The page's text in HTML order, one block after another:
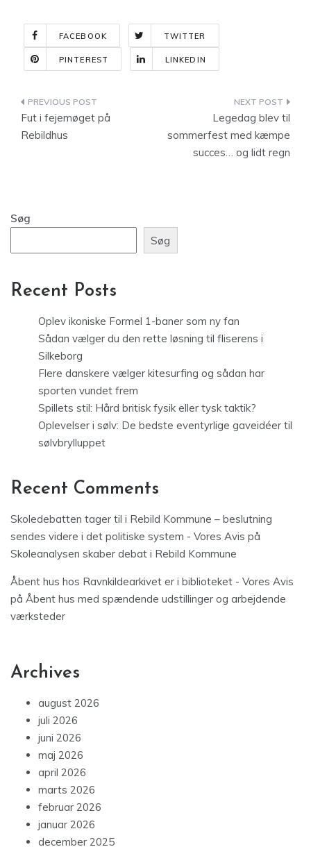
FACEBOOK TWITTER
PINTEREST LINKEDIN
Indlægsnavigation
Fut i fejemøget på
Rebildhus
Legedag blev til
sommerfest med kæmpe
succes… og lidt regn
Søg
Søg
Recent Posts
Oplev ikoniske Formel 1-baner som ny fan
Sådan vælger du den rette løsning til fliserens i
Silkeborg
Flere danskere vælger kitesurfing og sådan har
sporten vundet frem
Spillets stil: Hård britisk fysik eller tysk taktik?
Oplevelser i sølv: De bedste eventyrlige gaveidéer til
sølvbrylluppet
Recent Comments
Skoledebatten tager til i Rebild Kommune – beslutning
sendes videre i det politiske system - Vores Avis på
Skoleanalysen skaber debat i Rebild Kommune
Åbent hus hos Ravnkildearkivet er i biblioteket - Vores Avis
på Åbent hus med spændende udstillinger og arbejdende
værksteder
Archives
august 2026
juli 2026
juni 2026
maj 2026
april 2026
marts 2026
februar 2026
januar 2026
december 2025